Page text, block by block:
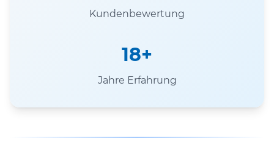
Kundenbewertung
18+
Jahre Erfahrung